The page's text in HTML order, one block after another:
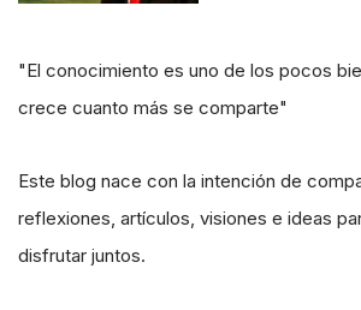
"El conocimiento es uno de los pocos
crece cuanto más se comparte"
Este blog nace con la intención de
reflexiones, artículos, visiones e ideas
disfrutar juntos.